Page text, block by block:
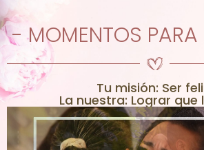
- MOMENTOS PARA
Tu misión: Ser
La nuestra: Lograr que